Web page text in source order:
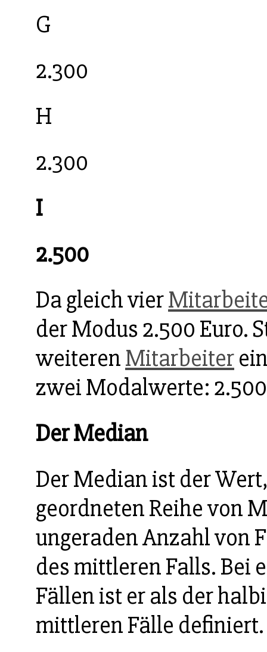
G
2.300
H
2.300
I
2.500
Da gleich vier
der Modus 2.500 Euro.
weiterenMitarbeiter
zwei Modalwerte:
Der Median
Der Median ist der
geordneten Reihe von
ungeraden Anzahl von
des mittleren Falls. Bei
Fällen ist er als der
mittleren Fälle definiert.